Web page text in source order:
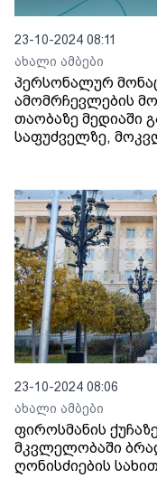
23-10-2024 08:11
ახალი ამბები
პერსონალურ
ამომრჩევლების
თაობაზე მედიაში
საფუძველზე,
23-10-2024 08:06
ახალი ამბები
ფიროსმანის
მკვლელობაში
ღონისძიების